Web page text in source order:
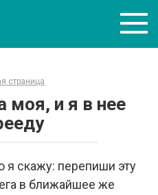
страница
моя, и я в нее
я скажу: перепиши эту
в ближайшее же